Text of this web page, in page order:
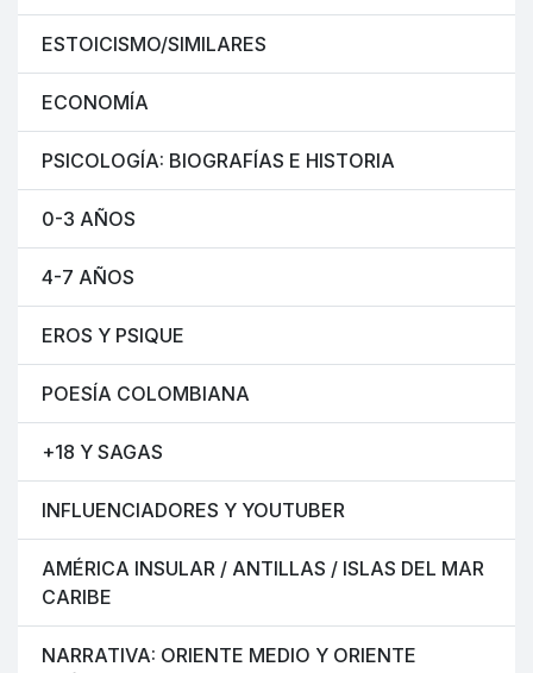
ESTOICISMO/SIMILARES
ECONOMÍA
PSICOLOGÍA: BIOGRAFÍAS E HISTORIA
0-3 AÑOS
4-7 AÑOS
EROS Y PSIQUE
POESÍA COLOMBIANA
+18 Y SAGAS
INFLUENCIADORES Y YOUTUBER
AMÉRICA INSULAR / ANTILLAS / ISLAS DEL MAR
CARIBE
NARRATIVA: ORIENTE MEDIO Y ORIENTE